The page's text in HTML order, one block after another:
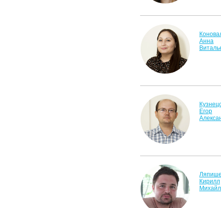
Анна
Егор
Кирилл